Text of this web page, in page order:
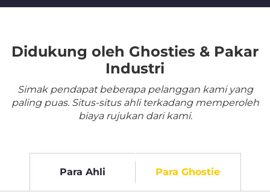
Didukung oleh Ghosties & Pakar
Industri
Simak pendapat beberapa pelanggan kami yang
paling puas. Situs-situs ahli terkadang memperoleh
biaya rujukan dari kami.
Para Ahli Para Ghostie